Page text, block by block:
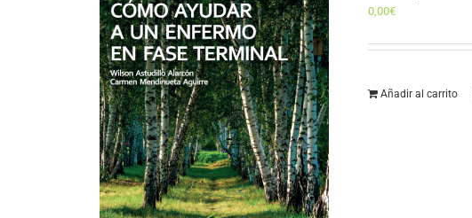
0,00€
Añadir al carrito